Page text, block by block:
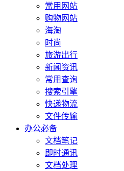
常用网站
购物网站
海淘
时尚
旅游出行
新闻资讯
常用查询
搜索引擎
快递物流
文件传输
办公必备
文档笔记
即时通讯
文档处理